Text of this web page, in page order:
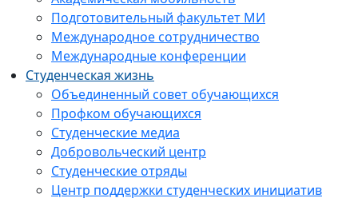
Подготовительный факультет МИ
Международное сотрудничество
Международные конференции
Студенческая жизнь
Объединенный совет обучающихся
Профком обучающихся
Студенческие медиа
Добровольческий центр
Студенческие отряды
Центр поддержки студенческих инициатив